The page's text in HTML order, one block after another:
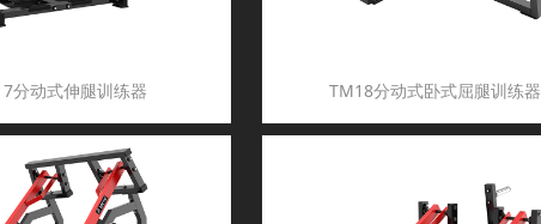
分动式伸腿训练器 TM18分动式卧式屈腿训练器